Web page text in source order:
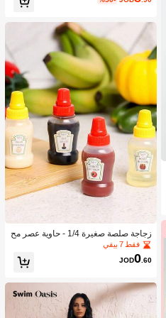
زجاجة صلصة صغيرة 1/4 - حاوية عصر مح
مولة للتوابل لصلصة الطماطم والزيت و
صلصة الصويا والعسل - بلاستيك، مثالية ل
غداء المكتب، حاوية بلاستيكية محمولة، أد
فقط 7 بيقي
JOD0.60